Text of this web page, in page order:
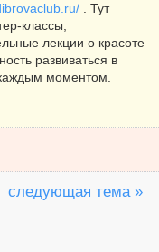
. Тут
классы,
лекции о красоте
развиваться в
моментом.
следующая тема »